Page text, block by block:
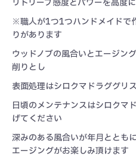
リトリーブ感度とパワーを高度
※職人が1つ1つハンドメイドで
りがあります
ウッドノブの風合いとエージン
削りとし
表面処理はシロクマドラググリ
日頃のメンテナンスはシロクマ
げてください
深みのある風合いが年月ととも
エージングがお楽しみ頂けます